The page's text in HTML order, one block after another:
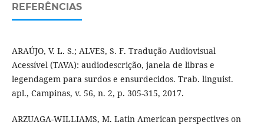
REFERÊNCIAS
ARAÚJO, V. L. S.; ALVES, S. F. Tradução Audiovisual
Acessível (TAVA): audiodescrição, janela de libras e
legendagem para surdos e ensurdecidos. Trab. linguist.
apl., Campinas, v. 56, n. 2, p. 305-315, 2017.
ARZUAGA-WILLIAMS, M. Latin American perspectives on